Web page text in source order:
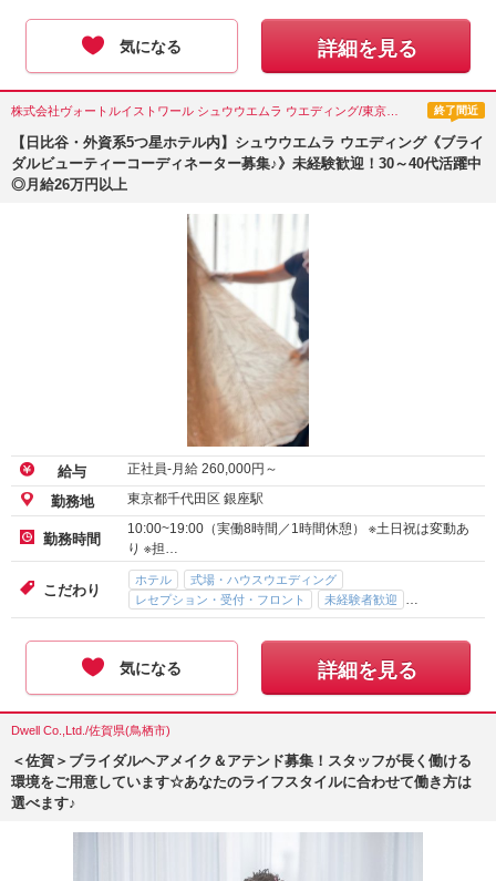
気になる 詳細を見る
終了間近
【日比谷・外資系5つ星ホテル内】シュウウエムラ ウエディング《ブライ
ダルビューティーコーディネーター募集♪》未経験歓迎！30～40代活躍中
◎月給26万円以上
給与 正社員-月給 260,000円～
勤務地 東京都千代田区 銀座駅
勤務時間
10:00~19:00（実働8時間／1時間休憩） ※土日祝は変動あ
り ※担…
こだわり
ホテル
式場・ハウスウエディング
レセプション・受付・フロント
未経験者歓迎
駅直結（駅ビル）
気になる 詳細を見る
Dwell Co.,Ltd./佐賀県(鳥栖市)
＜佐賀＞ブライダルヘアメイク＆アテンド募集！スタッフが長く働ける
環境をご用意しています☆あなたのライフスタイルに合わせて働き方は
選べます♪